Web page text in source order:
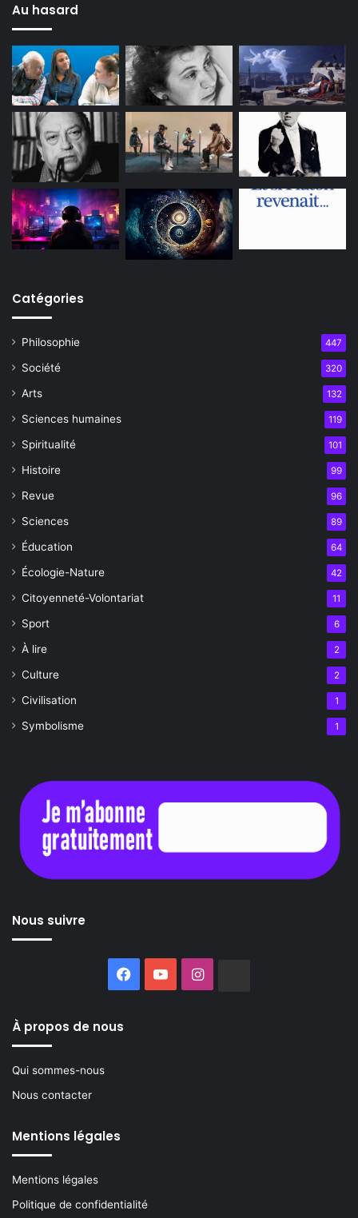
Au hasard
Catégories
Philosophie 447
Société 320
Arts 132
Sciences humaines 119
Spiritualité 101
Histoire 99
Revue 96
Sciences 89
Éducation 64
Écologie-Nature 42
Citoyenneté-Volontariat 11
Sport 6
À lire 2
Culture 2
Civilisation 1
Symbolisme 1
Nous suivre
Facebook
YouTubeInstagram
À propos de nous
Qui sommes-nous
Nous contacter
Mentions légales
Mentions légales
Politique de confidentialité